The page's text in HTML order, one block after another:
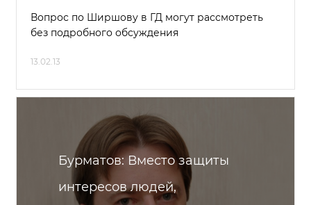
Вопрос по Ширшову в ГД могут рассмотреть
без подробного обсуждения
13.02.13
Бурматов: Вместо защиты
интересов людей,